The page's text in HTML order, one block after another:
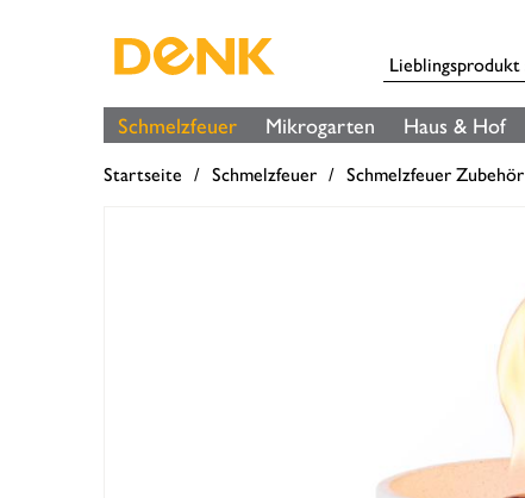
Schmelzfeuer Mikrogarten Haus & Hof
Startseite Schmelzfeuer Schmelzfeuer Zubehör